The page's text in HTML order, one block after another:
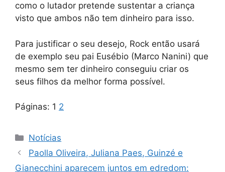
como o lutador pretende sustentar a criança
visto que ambos não tem dinheiro para isso.
Para justificar o seu desejo, Rock então usará
de exemplo seu pai Eusébio (Marco Nanini) que
mesmo sem ter dinheiro conseguiu criar os
seus filhos da melhor forma possível.
Páginas: 1 2
Categorias
Notícias
Paolla Oliveira, Juliana Paes, Guinzé e
Gianecchini aparecem juntos em edredom: